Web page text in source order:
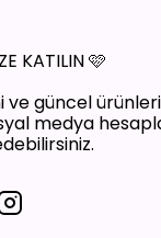
KATILIN🩷
ve güncel
medya